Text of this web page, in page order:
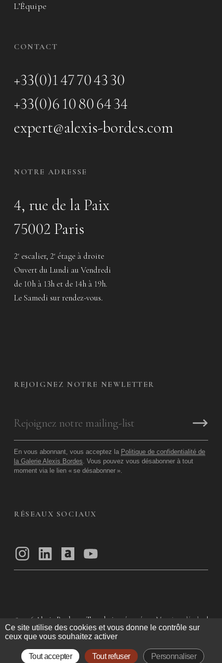
L’Équipe
CONTACT
+33(0)1 47 70 43 30
+33(0)6 10 80 64 34
expert@alexis-bordes.com
NOTRE ADRESSE
4, rue de la Paix
75002 Paris
2e escalier, 2e étage à droite
Ouvert du Lundi au Vendredi
de 10h à 13h et de 14h à 19h.
Le Samedi sur rendez-vous.
REJOIGNEZ NOTRE NEWLETTER
En vous abonnant, vous acceptez la Politique de confidentialité de
la Galerie Alexis Bordes. Vous pouvez vous désabonner à tout
moment via le lien « se désabonner ».
RÉSEAUX SOCIAUX
© 2026 Alexis Bordes — Tous droits réservés Mentions légales
|
Politique de confidentialité |Conditions Générales d’utilisation
Conditions Générales de Vente
Ce site utilise des cookies et vous donne le contrôle sur
ceux que vous souhaitez activer
Tout accepter Tout refuser Personnaliser